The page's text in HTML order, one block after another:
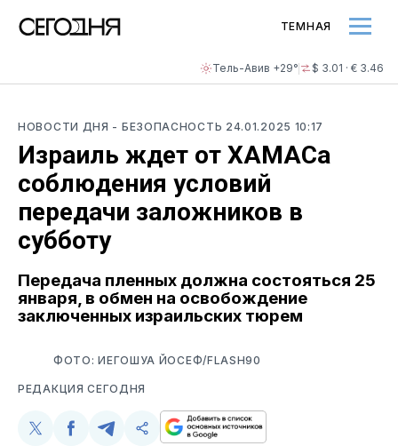
Тель-Авив +29° $ 3.01 · € 3.46
ТЕМНАЯ
НОВОСТИ ДНЯ - БЕЗОПАСНОСТЬ 24.01.2025 10:17
Израиль ждет от ХАМАСа
соблюдения условий
передачи заложников в
субботу
Передача пленных должна состояться 25
января, в обмен на освобождение
заключенных израильских тюрем
ФОТО: ИЕГОШУА ЙОСЕФ/FLASH90
РЕДАКЦИЯ СЕГОДНЯ
Поделиться
Поделиться
Поделиться
Скопируйте